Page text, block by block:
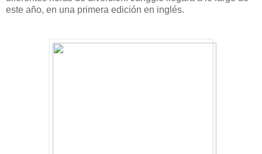
este año, en una primera edición en inglés.